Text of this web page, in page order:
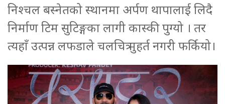
निश्चल बस्नेतको स्थानमा अर्पण थापालाई लिदै
निर्माण टिम सुटिङ्गका लागी कास्की पुग्यो । तर
त्यहाँ उत्पन्न लफडाले चलचित्र मुहर्त नगरी फर्कियो।